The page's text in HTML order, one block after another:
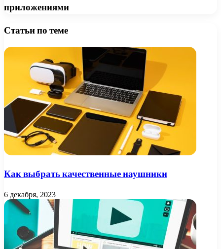
приложениями
Статьи по теме
Как выбрать качественные наушники
6 декабря, 2023